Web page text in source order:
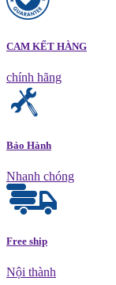
CAM KẾT HÀNG
chính hãng
Bảo Hành
Nhanh chóng
Free ship
Nội thành